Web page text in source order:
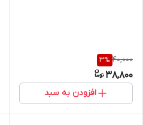
40,000
3%
38,800
افزودن به سبد